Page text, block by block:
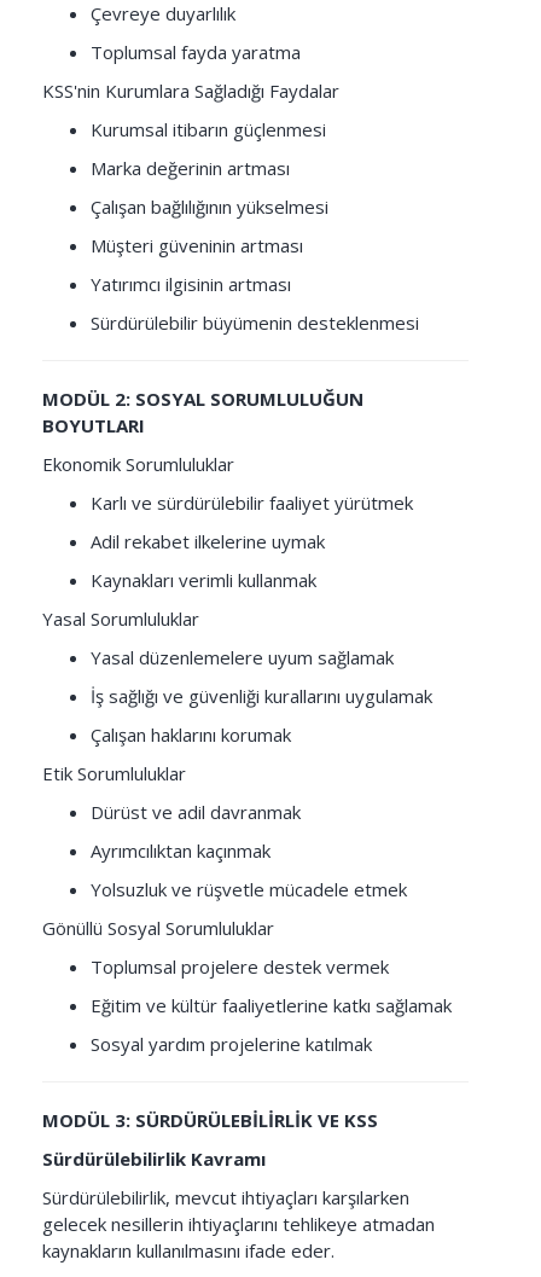
Çevreye duyarlılık
Toplumsal fayda yaratma
KSS'nin Kurumlara Sağladığı Faydalar
Kurumsal itibarın güçlenmesi
Marka değerinin artması
Çalışan bağlılığının yükselmesi
Müşteri güveninin artması
Yatırımcı ilgisinin artması
Sürdürülebilir büyümenin desteklenmesi
MODÜL 2: SOSYAL SORUMLULUĞUN
BOYUTLARI
Ekonomik Sorumluluklar
Karlı ve sürdürülebilir faaliyet yürütmek
Adil rekabet ilkelerine uymak
Kaynakları verimli kullanmak
Yasal Sorumluluklar
Yasal düzenlemelere uyum sağlamak
İş sağlığı ve güvenliği kurallarını uygulamak
Çalışan haklarını korumak
Etik Sorumluluklar
Dürüst ve adil davranmak
Ayrımcılıktan kaçınmak
Yolsuzluk ve rüşvetle mücadele etmek
Gönüllü Sosyal Sorumluluklar
Toplumsal projelere destek vermek
Eğitim ve kültür faaliyetlerine katkı sağlamak
Sosyal yardım projelerine katılmak
MODÜL 3: SÜRDÜRÜLEBİLİRLİK VE KSS
Sürdürülebilirlik Kavramı
Sürdürülebilirlik, mevcut ihtiyaçları karşılarken
gelecek nesillerin ihtiyaçlarını tehlikeye atmadan
kaynakların kullanılmasını ifade eder.